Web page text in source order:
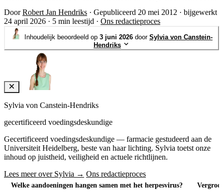
DoorRobert Jan Hendriks · Gepubliceerd 20 mei 2012 · bijgewerkt
24 april 2026 · 5 min leestijd · Ons redactieproces
Inhoudelijk beoordeeld op 3 juni 2026 door Sylvia von Canstein-
Hendriks
Sylvia von Canstein-Hendriks
gecertificeerd voedingsdeskundige
Gecertificeerd voedingsdeskundige — farmacie gestudeerd aan de
Universiteit Heidelberg, beste van haar lichting. Sylvia toetst onze
inhoud op juistheid, veiligheid en actuele richtlijnen.
Lees meer over Sylvia → Ons redactieproces
Welke aandoeningen hangen samen met het herpesvirus?